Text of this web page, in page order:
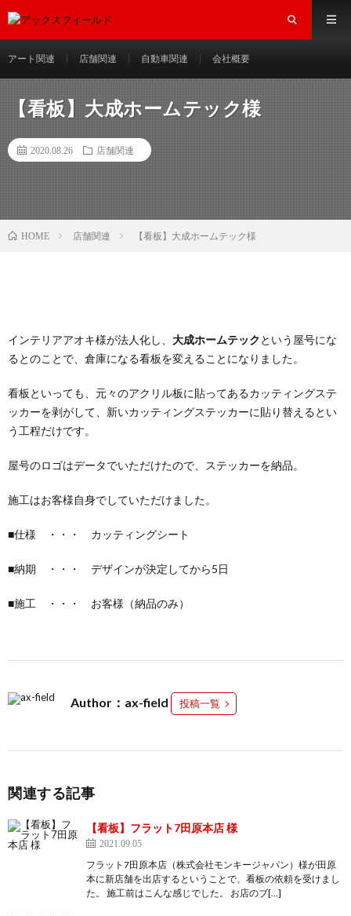
アート関連 店舗関連 自動車関連 会社概要
【看板】大成ホームテック様
2020.08.26 店舗関連
HOME 店舗関連 【看板】大成ホームテック様
インテリアアオキ様が法人化し、 大成ホームテック という屋号にな
るとのことで、倉庫になる看板を変えることになりました。
看板といっても、元々のアクリル板に貼ってあるカッティングステ
ッカーを剥がして、新いカッティングステッカーに貼り替えるとい
う工程だけです。
屋号のロゴはデータでいただけたので、ステッカーを納品。
施工はお客様自身でしていただけました。
■仕様 ・・・ カッティングシート
■納期 ・・・ デザインが決定してから5日
■施工 ・・・ お客様（納品のみ）
Author：ax-field 投稿一覧
関連する記事
【看板】フラット7田原本店 様
2021.09.05
フラット7田原本店（株式会社モンキージャパン）様が田原
本に新店舗を出店するということで、看板の依頼を受けまし
た。 施工前はこんな感じでした。 お店のブ[…]